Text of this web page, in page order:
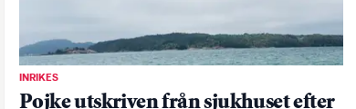
INRIKES
Pojke utskriven från sjukhuset efter